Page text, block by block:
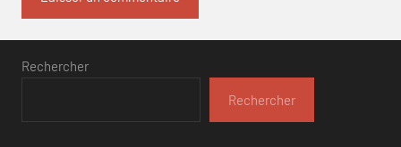
Rechercher
Rechercher